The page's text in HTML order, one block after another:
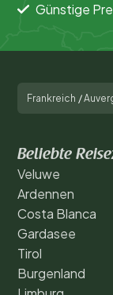
Günstige
Frankreich /
Beliebte
Veluwe
Ardennen
Costa Blanca
Gardasee
Tirol
Burgenland